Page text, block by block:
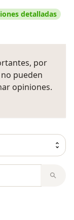
detalladas
por
pueden
opiniones.